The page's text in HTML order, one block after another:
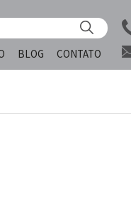
BLOG CONTATO